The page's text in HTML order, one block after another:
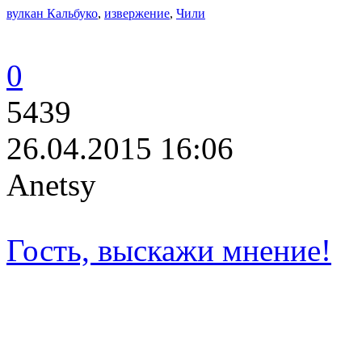
вулкан Кальбуко, извержение, Чили
0
5439
26.04.2015 16:06
Anetsy
Гость, выскажи мнение!